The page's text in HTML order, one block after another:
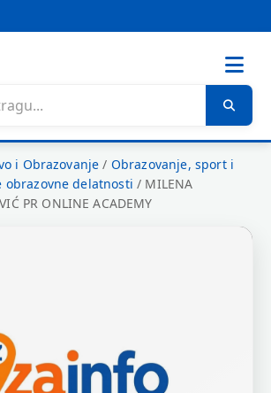
i Obrazovanje / Obrazovanje, sport i
obrazovne delatnosti / MILENA
PR ONLINE ACADEMY